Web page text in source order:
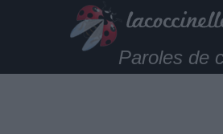
Paroles de